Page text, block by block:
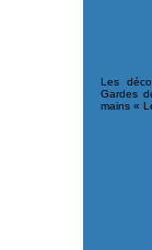
Les
Gardes
mains «